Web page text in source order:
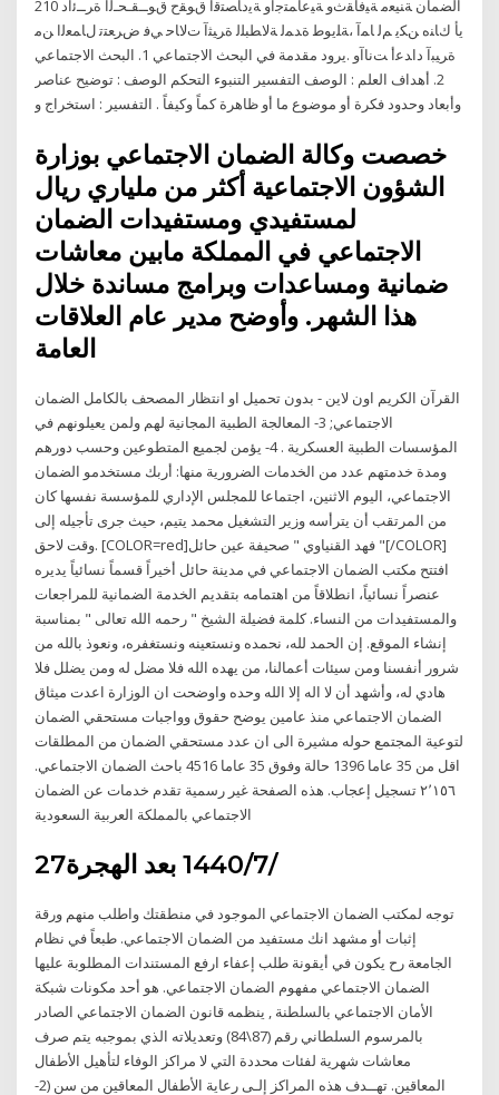
الضمان ﺔﻨﻴﻌﻣ ﺔﻴﻓﺎﻘﺙو ﺔﻴﻋﺎﻤﺘﺟاو ﺔﻳدﺎﺼﺘﻗا قﻮﻘﺡ قﻮــﻘـﺤـﻟا ةﺮــﺋاد 210
يأ كﺎﻨه ﻦﻜﻳ ﻢﻟ ﺎﻤآ ،ﺔﻠﻳﻮﻃ ةﺪﻤﻟ ﺔﻟﺎﻄﺒﻠﻟ ةﺮﻴﺜآ تﻻﺎﺣ ﻲﻓ ضﺮﻌﺘﺗ لﺎﻤﻌﻟا ﻦﻣ
ةﺮﻴﺒآ داﺪﻋأ ﺖﻧﺎآو .يرود مقدمة في البحث الاجتماعي 1. البحث الاجتماعي
2. أهداف العلم : الوصف التفسير التنبوء التحكم الوصف : توضيح عناصر
وأبعاد وحدود فكرة أو موضوع ما أو ظاهرة كماً وكيفاً . التفسير : استخراج و
خصصت وكالة الضمان الاجتماعي بوزارة
الشؤون الاجتماعية أكثر من ملياري ريال
لمستفيدي ومستفيدات الضمان
الاجتماعي في المملكة مابين معاشات
ضمانية ومساعدات وبرامج مساندة خلال
هذا الشهر. وأوضح مدير عام العلاقات
العامة
القرآن الكريم اون لاين - بدون تحميل او انتظار المصحف بالكامل الضمان
الاجتماعي; 3- المعالجة الطبية المجانية لهم ولمن يعيلونهم في
المؤسسات الطبية العسكرية . 4- يؤمن لجميع المتطوعين وحسب دورهم
ومدة خدمتهم عدد من الخدمات الضرورية منها: أربك مستخدمو الضمان
الاجتماعي، اليوم الاثنين، اجتماعا للمجلس الإداري للمؤسسة نفسها كان
من المرتقب أن يترأسه وزير التشغيل محمد يتيم، حيث جرى تأجيله إلى
وقت لاحق. [COLOR=red]فهد القنياوي " صحيفة عين حائل "[/COLOR]
افتتح مكتب الضمان الاجتماعي في مدينة حائل أخيراً قسماً نسائياً يديره
عنصراً نسائياً، انطلاقاً من اهتمامه بتقديم الخدمة الضمانية للمراجعات
والمستفيدات من النساء. كلمة فضيلة الشيخ " رحمه الله تعالى " بمناسبة
إنشاء الموقع. إن الحمد لله، نحمده ونستعينه ونستغفره، ونعوذ بالله من
شرور أنفسنا ومن سيئات أعمالنا، من يهده الله فلا مضل له ومن يضلل فلا
هادي له، وأشهد أن لا اله إلا الله وحده واوضحت ان الوزارة اعدت ميثاق
الضمان الاجتماعي منذ عامين يوضح حقوق وواجبات مستحقي الضمان
لتوعية المجتمع حوله مشيرة الى ان عدد مستحقي الضمان من المطلقات
اقل من 35 عاما 1396 حالة وفوق 35 عاما 4516 ‏باحث الضمان الاجتماعي‏.
‏‏٢٬١٥٦‏ تسجيل إعجاب‏. ‏هذه الصفحة غير رسمية تقدم خدمات عن الضمان
الاجتماعي بالمملكة العربية السعودية‏
27‏‏/7‏‏/1440 بعد الهجرة
توجه لمكتب الضمان الاجتماعي الموجود في منطقتك واطلب منهم ورقة
إثبات أو مشهد انك مستفيد من الضمان الاجتماعي. طبعاً في نظام
الجامعة رح يكون في أيقونة طلب إعفاء ارفع المستندات المطلوبة عليها
الضمان الاجتماعي مفهوم الضمان الاجتماعي. هو أحد مكونات شبكة
الأمان الاجتماعي بالسلطنة , ينظمه قانون الضمان الاجتماعي الصادر
بالمرسوم السلطاني رقم (87\84) وتعديلاته الذي بموجبه يتم صرف
معاشات شهرية لفئات محددة التي لا مراكز الوفاء لتأهيل الأطفال
المعاقين. تهــدف هذه المراكز إلـى رعاية الأطفال المعاقين من سن (2-